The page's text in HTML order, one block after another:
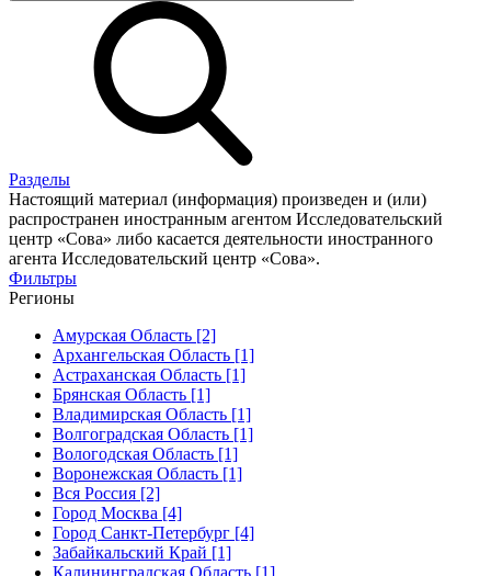
Разделы
Настоящий материал (информация) произведен и (или)
распространен иностранным агентом Исследовательский
центр «Сова» либо касается деятельности иностранного
агента Исследовательский центр «Сова».
Фильтры
Регионы
Амурская Область [2]
Архангельская Область [1]
Астраханская Область [1]
Брянская Область [1]
Владимирская Область [1]
Волгоградская Область [1]
Вологодская Область [1]
Воронежская Область [1]
Вся Россия [2]
Город Москва [4]
Город Санкт-Петербург [4]
Забайкальский Край [1]
Калининградская Область [1]